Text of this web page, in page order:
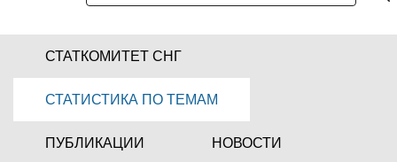
СТАТКОМИТЕТ СНГ
СТАТИСТИКА ПО ТЕМАМ
ПУБЛИКАЦИИ НОВОСТИ